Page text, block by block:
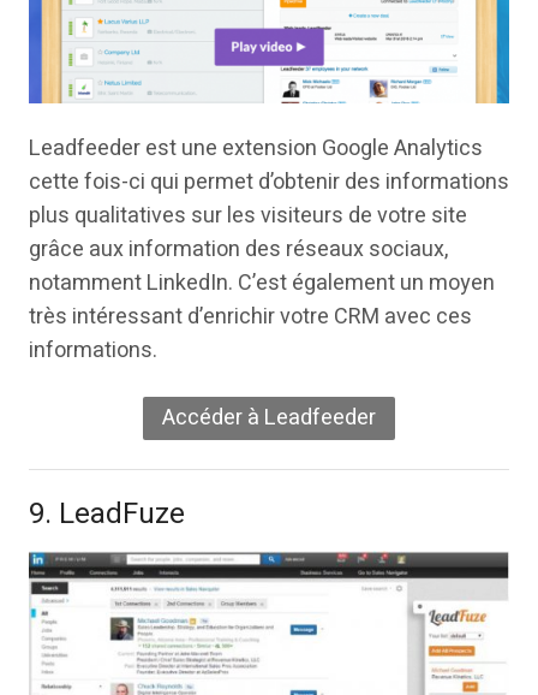
Leadfeeder est une extension Google Analytics
cette fois-ci qui permet d’obtenir des informations
plus qualitatives sur les visiteurs de votre site
grâce aux information des réseaux sociaux,
notamment LinkedIn. C’est également un moyen
très intéressant d’enrichir votre CRM avec ces
informations.
Accéder à Leadfeeder
9. LeadFuze